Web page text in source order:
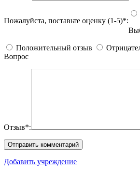
Пожалуйста, поставьте оценку (1-5)*:
Положительный отзыв
Вопрос
Отзыв*:
Добавить учреждение